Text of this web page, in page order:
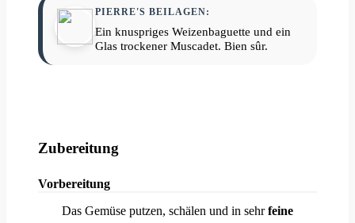
PIERRE'S BEILAGEN:
Ein knuspriges Weizenbaguette und ein
Glas trockener Muscadet. Bien sûr.
Zubereitung
Vorbereitung
Das Gemüse putzen, schälen und in sehrfeine